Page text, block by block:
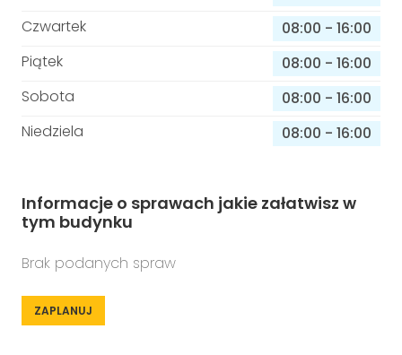
Czwartek
08:00 - 16:00
Piątek
08:00 - 16:00
Sobota
08:00 - 16:00
Niedziela
08:00 - 16:00
Informacje o sprawach jakie załatwisz w
tym budynku
Brak podanych spraw
ZAPLANUJ